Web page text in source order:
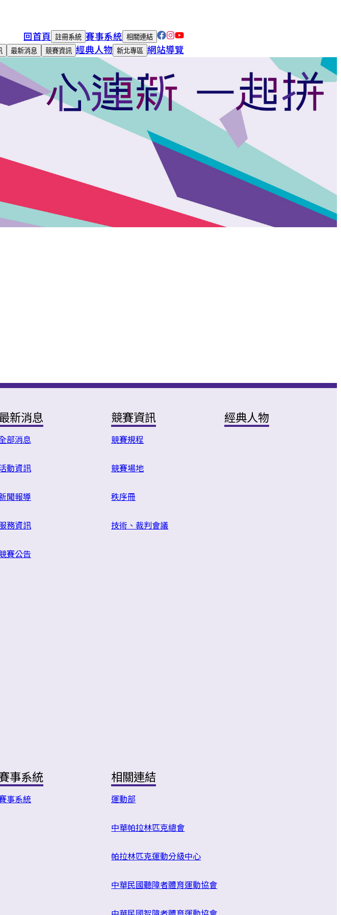
回首頁 註冊系統 賽事系統 相關連結
最新消息 競賽資訊 經典人物 新北專區 網站導覽
新消息
部消息
動資訊
聞報導
務資訊
賽公告
競賽資訊
競賽規程
競賽場地
秩序冊
技術、裁判會議
經典人物
事系統
事系統
相關連結
運動部
中華帕拉林匹克總會
帕拉林匹克運動分級中心
中華民國聽障者體育運動協會